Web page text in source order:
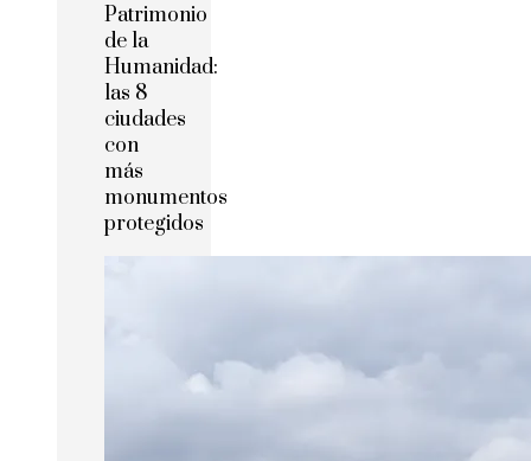
Patrimonio
de la
Humanidad:
las 8
ciudades
con
más
monumentos
protegidos